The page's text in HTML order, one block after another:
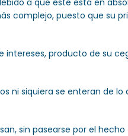
a que este está en
complejo, puesto que su
producto de su
ni siquiera se enteran de lo
sin pasearse por el hecho